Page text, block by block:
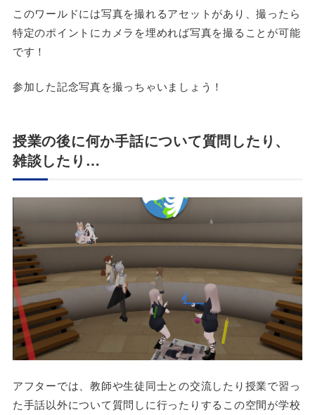
このワールドには写真を撮れるアセットがあり、撮ったら
特定のポイントにカメラを埋めれば写真を撮ることが可能
です！
参加した記念写真を撮っちゃいましょう！
授業の後に何か手話について質問したり、
雑談したり…
アフターでは、教師や生徒同士との交流したり授業で習っ
た手話以外について質問しに行ったりするこの空間が学校